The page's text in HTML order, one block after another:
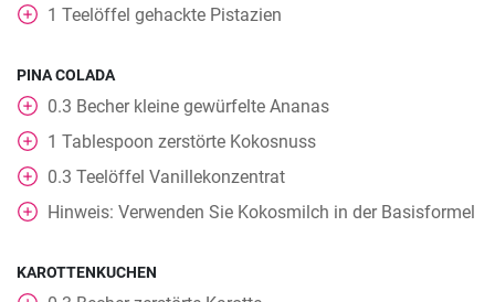
1 Teelöffel gehackte Pistazien
PINA COLADA
0.3 Becher kleine gewürfelte Ananas
1 Tablespoon zerstörte Kokosnuss
0.3 Teelöffel Vanillekonzentrat
Hinweis: Verwenden Sie Kokosmilch in der Basisformel
KAROTTENKUCHEN